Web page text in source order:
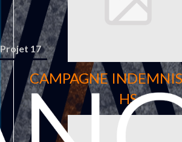
Projet 17
CAMPAGNE
HS